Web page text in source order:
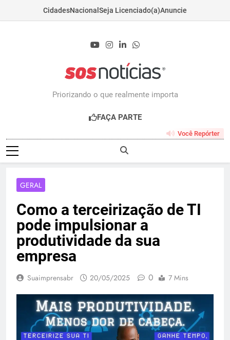
CidadesNacional Seja Licenciado(a)Anuncie
Priorizando o que realmente importa
FAÇA PARTE
Você Repórter
GERAL
Como a terceirização de TI
pode impulsionar a
produtividade da sua
empresa
Suaimprensabr 20/05/2025 0 7 Mins